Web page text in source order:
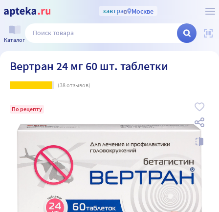
завтрав Москве
Каталог
Вертран 24 мг 60 шт. таблетки
(38отзывов)
По рецепту